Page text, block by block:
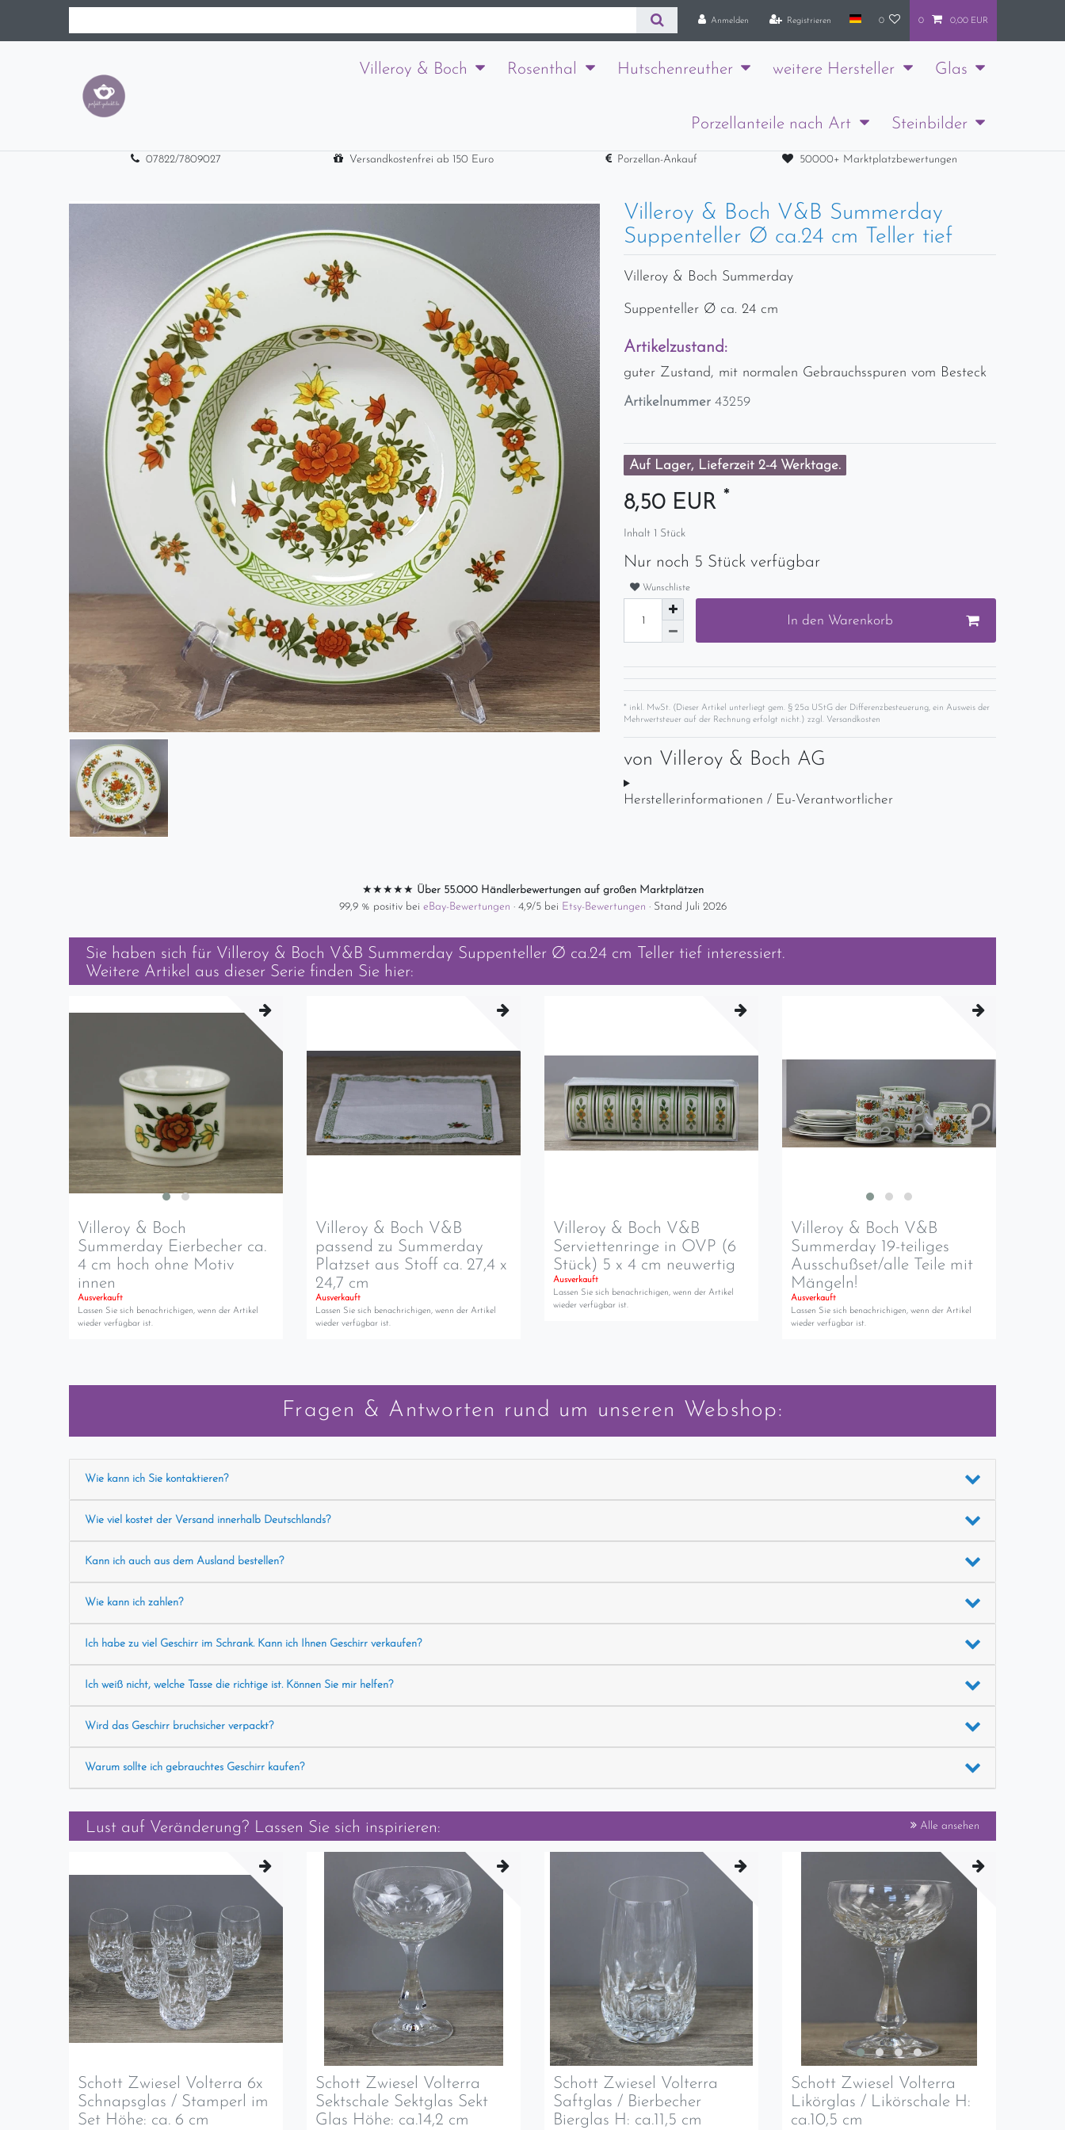
Anmelden Registrieren 0 0 0,00 EUR
Villeroy & Boch Rosenthal Hutschenreuther weitere Hersteller Glas
Porzellanteile nach Art Steinbilder
07822/7809027 Versandkostenfrei ab 150 Euro Porzellan-Ankauf 50000+ Marktplatzbewertungen
Villeroy & Boch V&B Summerday
Suppenteller Ø ca.24 cm Teller tief
Villeroy & Boch Summerday
Suppenteller Ø ca. 24 cm
Artikelzustand:
guter Zustand, mit normalen Gebrauchsspuren vom Besteck
Artikelnummer 43259
Auf Lager, Lieferzeit 2-4 Werktage.
8,50 EUR *
Inhalt 1 Stück
Nur noch 5 Stück verfügbar
Wunschliste
In den Warenkorb
* inkl. MwSt. (Dieser Artikel unterliegt gem. § 25a UStG der Differenzbesteuerung, ein Ausweis der
Mehrwertsteuer auf der Rechnung erfolgt nicht.) zzgl. Versandkosten
von Villeroy & Boch AG
Herstellerinformationen / Eu-Verantwortlicher
★★★★★ Über 55.000 Händlerbewertungen auf großen Marktplätzen
99,9 % positiv bei eBay-Bewertungen · 4,9/5 bei Etsy-Bewertungen · Stand Juli 2026
Sie haben sich für Villeroy & Boch V&B Summerday Suppenteller Ø ca.24 cm Teller tief interessiert.
Weitere Artikel aus dieser Serie finden Sie hier:
Villeroy & Boch
Summerday Eierbecher ca.
4 cm hoch ohne Motiv
innen
Ausverkauft
Lassen Sie sich benachrichigen, wenn der Artikel
wieder verfügbar ist.
Villeroy & Boch V&B
passend zu Summerday
Platzset aus Stoff ca. 27,4 x
24,7 cm
Ausverkauft
Lassen Sie sich benachrichigen, wenn der Artikel
wieder verfügbar ist.
Villeroy & Boch V&B
Serviettenringe in OVP (6
Stück) 5 x 4 cm neuwertig
Ausverkauft
Lassen Sie sich benachrichigen, wenn der Artikel
wieder verfügbar ist.
Villeroy & Boch V&B
Summerday 19-teiliges
Ausschußset/alle Teile mit
Mängeln!
Ausverkauft
Lassen Sie sich benachrichigen, wenn der Artikel
wieder verfügbar ist.
Fragen & Antworten rund um unseren Webshop:
Wie kann ich Sie kontaktieren?
Wie viel kostet der Versand innerhalb Deutschlands?
Kann ich auch aus dem Ausland bestellen?
Wie kann ich zahlen?
Ich habe zu viel Geschirr im Schrank. Kann ich Ihnen Geschirr verkaufen?
Ich weiß nicht, welche Tasse die richtige ist. Können Sie mir helfen?
Wird das Geschirr bruchsicher verpackt?
Warum sollte ich gebrauchtes Geschirr kaufen?
Lust auf Veränderung? Lassen Sie sich inspirieren: Alle ansehen
Schott Zwiesel Volterra 6x
Schnapsglas / Stamperl im
Set Höhe: ca. 6 cm
Schott Zwiesel Volterra
Sektschale Sektglas Sekt
Glas Höhe: ca.14,2 cm
Schott Zwiesel Volterra
Saftglas / Bierbecher
Bierglas H: ca.11,5 cm
Schott Zwiesel Volterra
Likörglas / Likörschale H:
ca.10,5 cm